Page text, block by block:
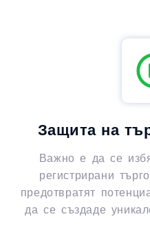
Защита на
Важно е да се
регистрирани
предотвратят
да се създаде